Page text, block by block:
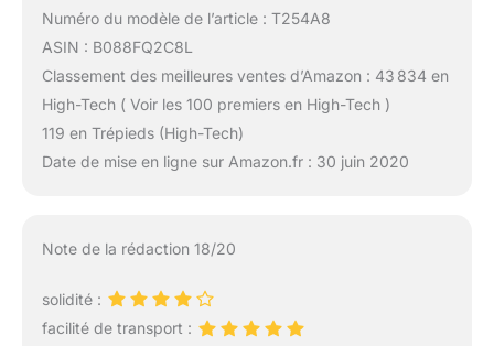
Numéro du modèle de l’article : T254A8
ASIN : B088FQ2C8L
Classement des meilleures ventes d’Amazon : 43 834 en
High-Tech ( Voir les 100 premiers en High-Tech )
119 en Trépieds (High-Tech)
Date de mise en ligne sur Amazon.fr : 30 juin 2020
Note de la rédaction 18/20
solidité :
facilité de transport :